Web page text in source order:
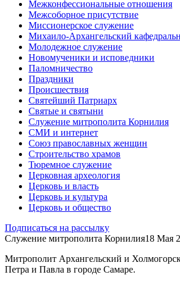
Межконфессиональные отношения
Межсоборное присутствие
Миссионерское служение
Михаило-Архангельский
Молодежное служение
Новомученики и исповедники
Паломничество
Праздники
Происшествия
Святейший Патриарх
Святые и святыни
Служение митрополита Корнилия
СМИ и интернет
Союз православных женщин
Строительство храмов
Тюремное служение
Церковная археология
Церковь и власть
Церковь и культура
Церковь и общество
Подписаться на рассылку
Служение митрополита Корнилия18 Мая
Митрополит Архангельский и
Петра и Павла в городе Самаре.